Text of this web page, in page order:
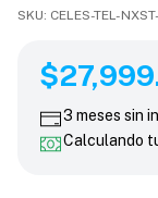
SKU: CELES-TEL-
3 meses sin
Calculando